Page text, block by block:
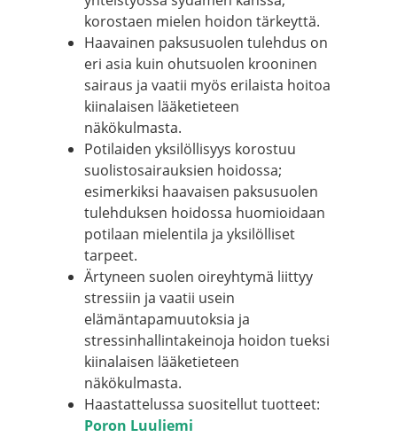
korostaen mielen hoidon tärkeyttä.
Haavainen paksusuolen tulehdus on
eri asia kuin ohutsuolen krooninen
sairaus ja vaatii myös erilaista hoitoa
kiinalaisen lääketieteen
näkökulmasta.
Potilaiden yksilöllisyys korostuu
suolistosairauksien hoidossa;
esimerkiksi haavaisen paksusuolen
tulehduksen hoidossa huomioidaan
potilaan mielentila ja yksilölliset
tarpeet.
Ärtyneen suolen oireyhtymä liittyy
stressiin ja vaatii usein
elämäntapamuutoksia ja
stressinhallintakeinoja hoidon tueksi
kiinalaisen lääketieteen
näkökulmasta.
Haastattelussa suositellut tuotteet:
Poron Luuliemi